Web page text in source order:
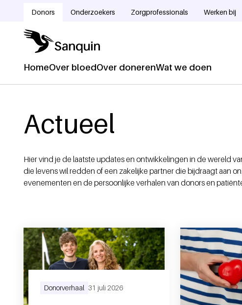
Donors Onderzoekers Zorgprofessionals Werken bij
Hoofdnavigatie
HomeOver bloedOver donerenWat we doen
Home
Actueel
Hier vind je de laatste updates en ontwikkelingen in de wereld
die levens wil redden of een zakelijke partner die bijdraagt aan
evenementen en de persoonlijke verhalen van donors en
Donorverhaal 31 juli 2026